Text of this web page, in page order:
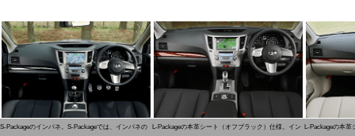
S-Packageのインパネ。S-Packageでは、インパネの
L-Packageの本革シート（オフブラック）仕様。イン L-Packageの本